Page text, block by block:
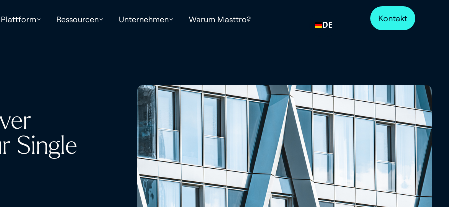
Plattform Ressourcen Unternehmen Warum Masttro? DE
Kontakt
Single